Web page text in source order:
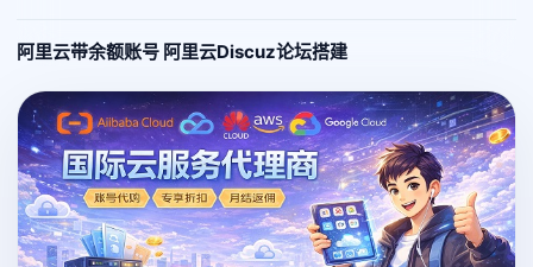
阿里云带余额账号 阿里云Discuz论坛搭建